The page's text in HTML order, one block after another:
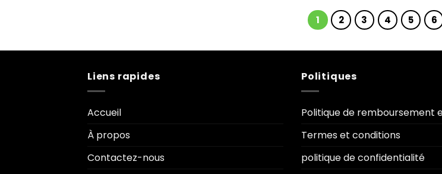
1 2 3 4 5 6
Liens rapides
Accueil
À propos
Contactez-nous
Politiques
Politique de remboursement
Termes et conditions
politique de confidentialité